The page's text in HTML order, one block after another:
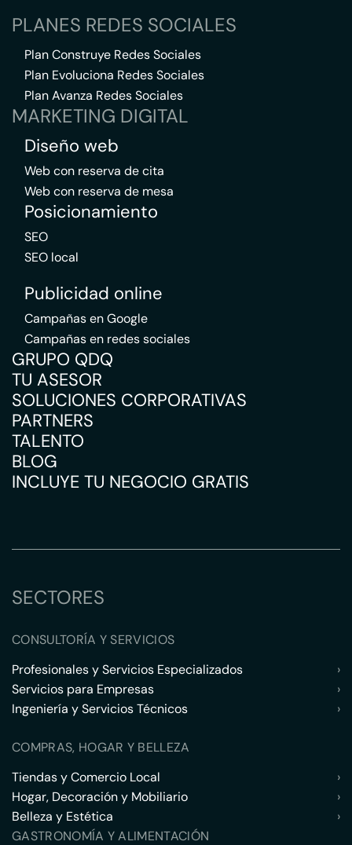
PLANES REDES SOCIALES
Plan Construye Redes Sociales
Plan Evoluciona Redes Sociales
Plan Avanza Redes Sociales
MARKETING DIGITAL
Diseño web
Web con reserva de cita
Web con reserva de mesa
Posicionamiento
SEO
SEO local
Publicidad online
Campañas en Google
Campañas en redes sociales
GRUPO QDQ
TU ASESOR
SOLUCIONES CORPORATIVAS
PARTNERS
TALENTO
BLOG
INCLUYE TU NEGOCIO GRATIS
SECTORES
CONSULTORÍA Y SERVICIOS
Profesionales y Servicios Especializados
›
Servicios para Empresas
›
Ingeniería y Servicios Técnicos
›
COMPRAS, HOGAR Y BELLEZA
Tiendas y Comercio Local
›
Hogar, Decoración y Mobiliario
›
Belleza y Estética
›
GASTRONOMÍA Y ALIMENTACIÓN